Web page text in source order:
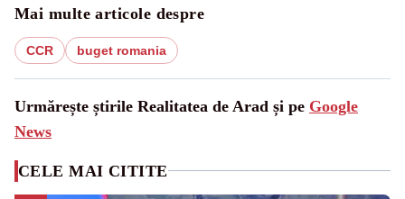
Mai multe articole despre
CCR buget romania
Urmărește știrile Realitatea de Arad și pe Google
News
CELE MAI CITITE